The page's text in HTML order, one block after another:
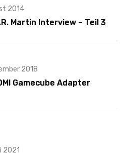
2014
Martin Interview – Teil 3
2018
Gamecube Adapter
2021